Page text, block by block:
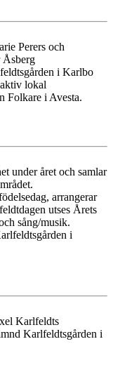
Perers och
Åsberg
i Karlbo
lokal
Folkare i Avesta.
under året och samlar
arrangerar
utses Årets
sång/musik.
i
Karlfeldts
Karlfeldtsgården i